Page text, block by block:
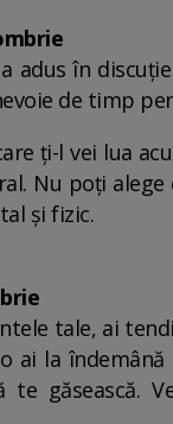
în
de timp
ți-l vei lua
Nu poți
și fizic.
tale, ai
la
găsească.